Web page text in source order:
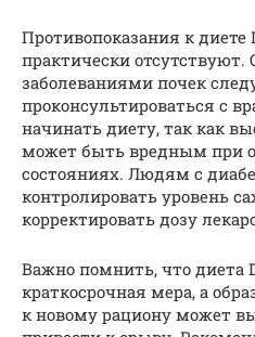
Противопоказания к диете
практически
заболеваниями почек
проконсультироваться с
начинать диету, так как
может быть вредным при
состояниях. Людям с
контролировать уровень
корректировать дозу
Важно помнить, что диета
краткосрочная мера, а
к новому рациону может